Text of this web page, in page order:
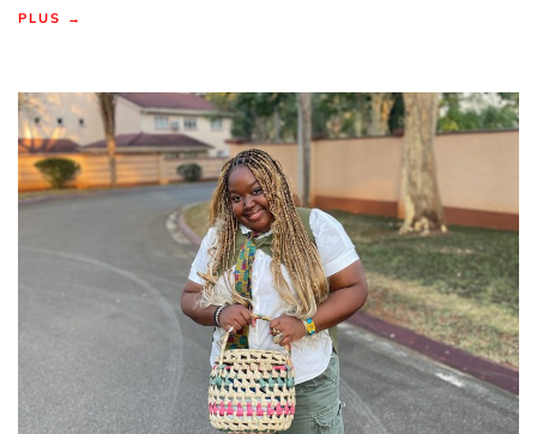
PLUS →